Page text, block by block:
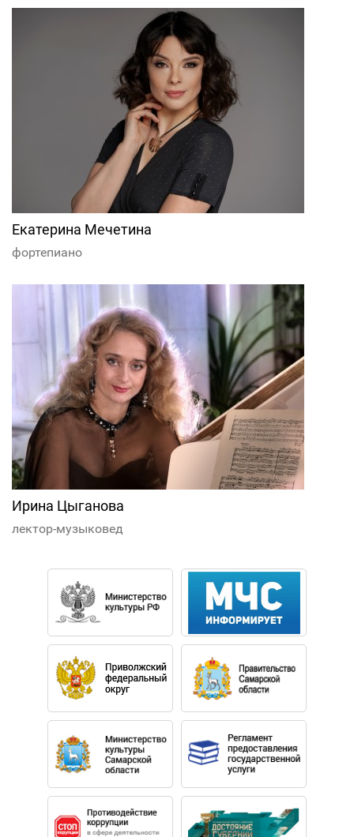
Екатерина Мечетина
фортепиано
Ирина Цыганова
лектор-музыковед